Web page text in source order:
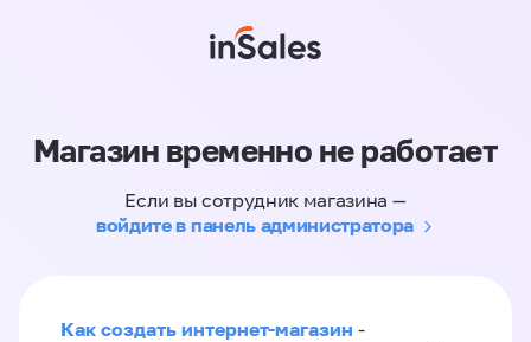
Магазин временно не работает
Если вы сотрудник магазина —
войдите в панель администратора
Как создать интернет-магазин -